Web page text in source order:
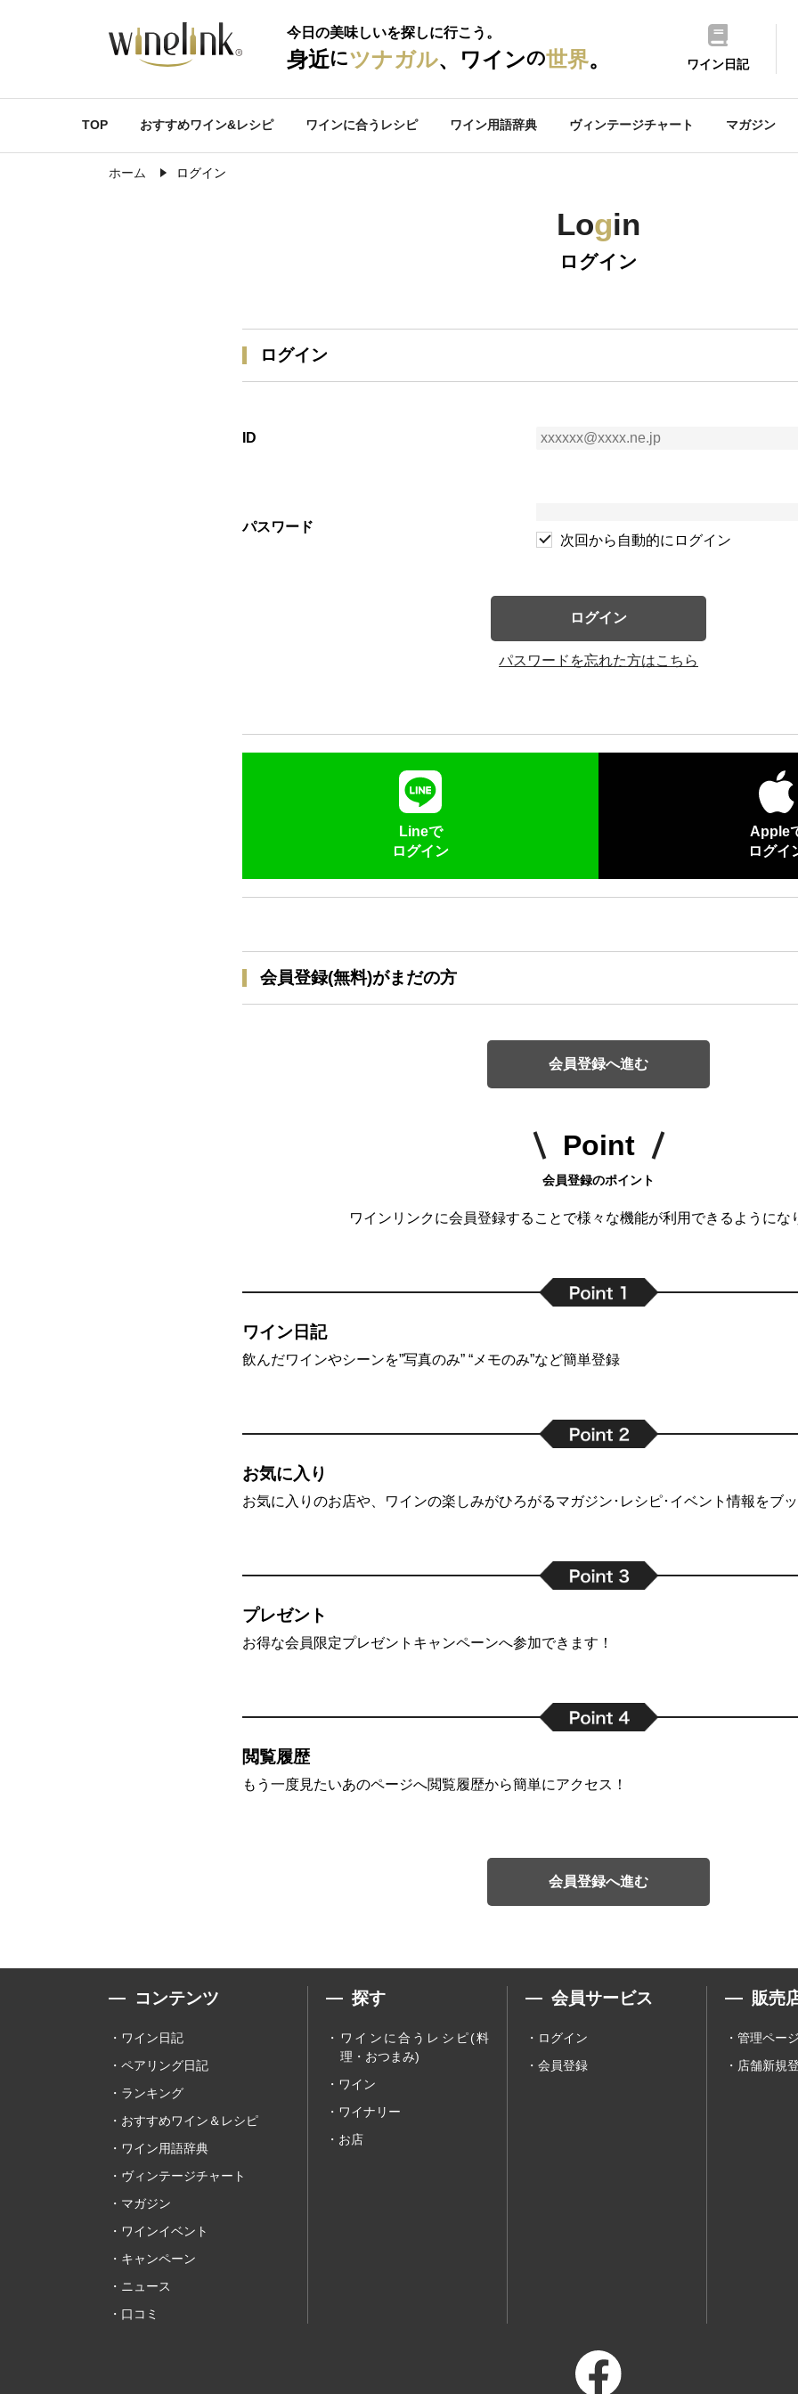
今日の美味しいを探しに行こう。
身近にツナガル、ワインの世界。 ワイン日記
TOP おすすめワイン&レシピ ワインに合うレシピ ワイン用語辞典 ヴィンテージチャート マガジン
ホーム ログイン
Login
ログイン
ログイン
ID
パスワード
次回から自動的にログイン
ログイン
パスワードを忘れた方はこちら
Lineで
ログイン
Apple
ログイ
会員登録(無料)がまだの方
会員登録へ進む
Point
会員登録のポイント
ワインリンクに会員登録することで様々な機能が利用できるようにな
ワイン日記
飲んだワインやシーンを”写真のみ” “メモのみ”など簡単登録
お気に入り
お気に入りのお店や、ワインの楽しみがひろがるマガジン･レシピ･イベント情報をブ
プレゼント
お得な会員限定プレゼントキャンペーンへ参加できます！
閲覧履歴
もう一度見たいあのページへ閲覧履歴から簡単にアクセス！
会員登録へ進む
コンテンツ
ワイン日記
ペアリング日記
ランキング
おすすめワイン＆レシピ
ワイン用語辞典
ヴィンテージチャート
マガジン
ワインイベント
キャンペーン
ニュース
口コミ
探す
ワインに合うレシピ(料
理・おつまみ)
ワイン
ワイナリー
お店
会員サービス
ログイン
会員登録
販売
管理ペー
店舗新規